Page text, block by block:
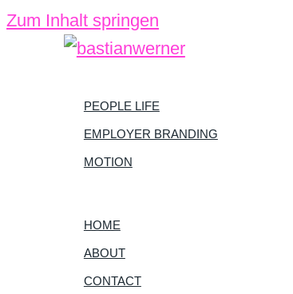
Zum Inhalt springen
PEOPLE LIFE
EMPLOYER BRANDING
MOTION
HOME
ABOUT
CONTACT